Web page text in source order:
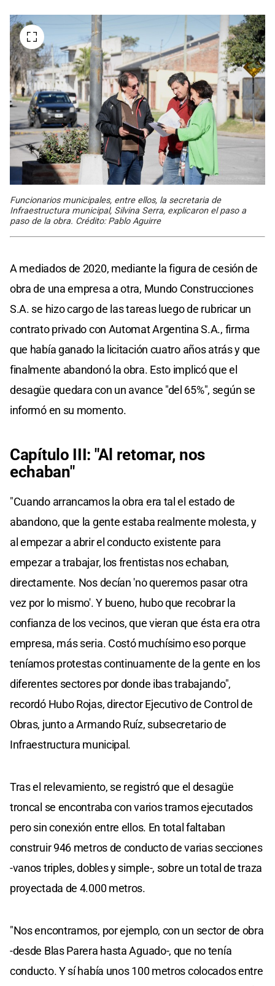
Funcionarios municipales, entre ellos, la secretaria de
Infraestructura municipal, Silvina Serra, explicaron el paso a
paso de la obra. Crédito: Pablo Aguirre
A mediados de 2020, mediante la figura de cesión de
obra de una empresa a otra, Mundo Construcciones
S.A. se hizo cargo de las tareas luego de rubricar un
contrato privado con Automat Argentina S.A., firma
que había ganado la licitación cuatro años atrás y que
finalmente abandonó la obra. Esto implicó que el
desagüe quedara con un avance "del 65%", según se
informó en su momento.
Capítulo III: "Al retomar, nos
echaban"
"Cuando arrancamos la obra era tal el estado de
abandono, que la gente estaba realmente molesta, y
al empezar a abrir el conducto existente para
empezar a trabajar, los frentistas nos echaban,
directamente. Nos decían 'no queremos pasar otra
vez por lo mismo'. Y bueno, hubo que recobrar la
confianza de los vecinos, que vieran que ésta era otra
empresa, más seria. Costó muchísimo eso porque
teníamos protestas continuamente de la gente en los
diferentes sectores por donde ibas trabajando",
recordó Hubo Rojas, director Ejecutivo de Control de
Obras, junto a Armando Ruíz, subsecretario de
Infraestructura municipal.
Tras el relevamiento, se registró que el desagüe
troncal se encontraba con varios tramos ejecutados
pero sin conexión entre ellos. En total faltaban
construir 946 metros de conducto de varias secciones
-vanos triples, dobles y simple-, sobre un total de traza
proyectada de 4.000 metros.
"Nos encontramos, por ejemplo, con un sector de obra
-desde Blas Parera hasta Aguado-, que no tenía
conducto. Y sí había unos 100 metros colocados entre